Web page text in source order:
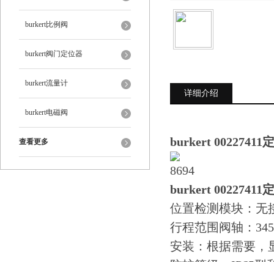
burkert比例阀
burkert阀门定位器
burkert流量计
burkert电磁阀
查看更多
详细介绍
burkert 00227411
burkert 00227411
位置检测模块：无
行程范围阀轴：
安装：根据需要，